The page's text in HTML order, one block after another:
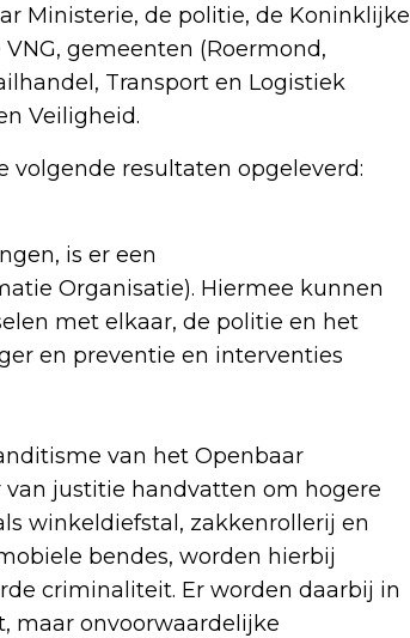
Ministerie, de politie, de Koninklijke
gemeenten (Roermond,
Transport en Logistiek
Veiligheid.
resultaten opgeleverd:
is er een
Organisatie). Hiermee kunnen
met elkaar, de politie en het
en preventie en interventies
van het Openbaar
justitie handvatten om hogere
winkeldiefstal, zakkenrollerij en
bendes, worden hierbij
criminaliteit. Er worden daarbij in
maar onvoorwaardelijke